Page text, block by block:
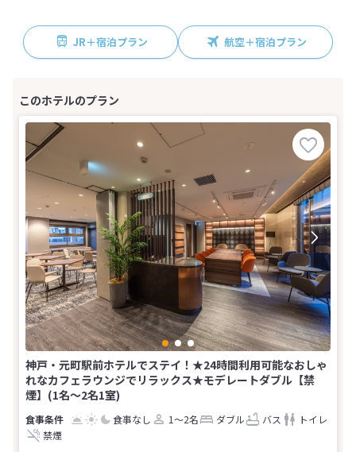
JR＋宿泊プラン 航空＋宿泊プラン
神戸・元町駅前ホテルでステイ！★24時間利用可能なおしゃ
れなカフェラウンジでリラックス★モデレートダブル【禁
煙】(1名～2名1室)
食事なし 1～2名 ダブル バス
トイレ
禁煙